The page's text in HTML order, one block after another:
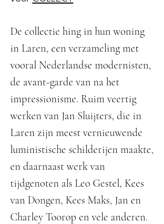
De collectie hing in hun woning
in Laren, een verzameling met
vooral Nederlandse modernisten,
de avant-garde van na het
impressionisme. Ruim veertig
werken van Jan Sluijters, die in
Laren zijn meest vernieuwende
luministische schilderijen maakte,
en daarnaast werk van
tijdgenoten als Leo Gestel, Kees
van Dongen, Kees Maks, Jan en
Charley Toorop en vele anderen.